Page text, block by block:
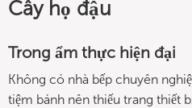
Cây họ đậu
Trong ẩm thực hiện đại
Không có nhà bếp chuyên
tiệm bánh nên thiếu trang thiết